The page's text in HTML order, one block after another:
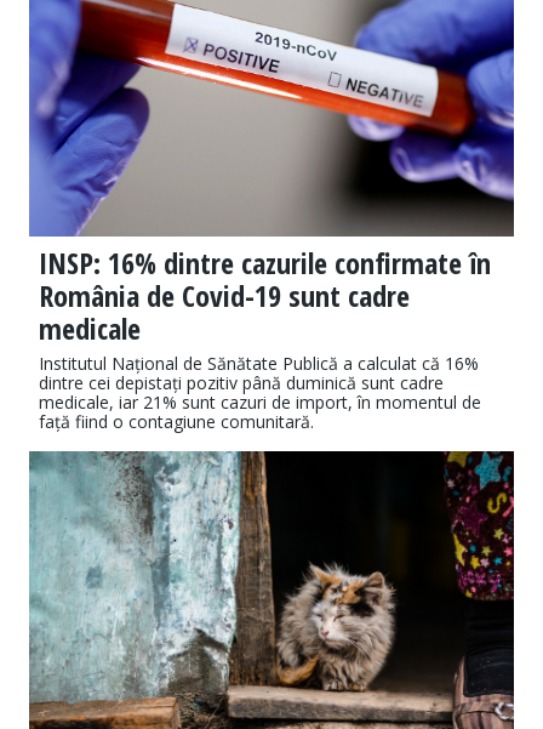
INSP: 16% dintre cazurile confirmate în
România de Covid-19 sunt cadre
medicale
Institutul Național de Sănătate Publică a calculat că 16%
dintre cei depistați pozitiv până duminică sunt cadre
medicale, iar 21% sunt cazuri de import, în momentul de
față fiind o contagiune comunitară.